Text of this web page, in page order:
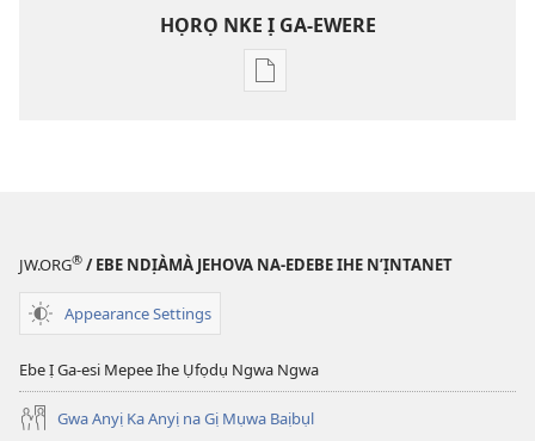
HỌRỌ NKE Ị GA-EWERE
Họrọ
TETA!
JW.ORG® / EBE NDỊÀMÀ JEHOVA NA-EDEBE IHE N’ỊNTANET
Appearance Settings
Ebe Ị Ga-esi Mepee Ihe Ụfọdụ Ngwa Ngwa
Gwa Anyị Ka Anyị na Gị Mụwa Baịbụl